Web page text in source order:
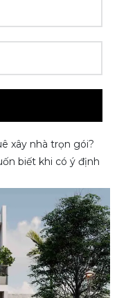
xây nhà trọn gói?
biết khi có ý định